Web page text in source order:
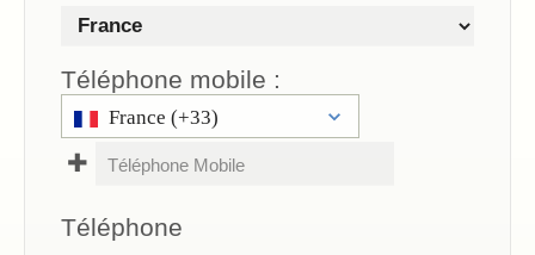
Téléphone mobile :
France (+33)
✚
Téléphone